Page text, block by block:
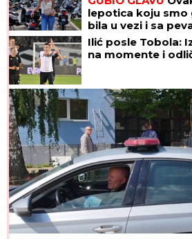
lepotica koju smo
bila u vezi i sa
tragedija ju je
Ilić posle Tobola:
na momente i